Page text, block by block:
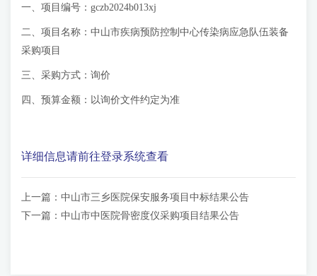
一、项目编号：gczb2024b013xj
二、项目名称：中山市疾病预防控制中心传染病应急队伍装备
采购项目
三、采购方式：询价
四、预算金额：以询价文件约定为准
详细信息请前往登录系统查看
上一篇： 中山市三乡医院保安服务项目中标结果公告
下一篇： 中山市中医院骨密度仪采购项目结果公告